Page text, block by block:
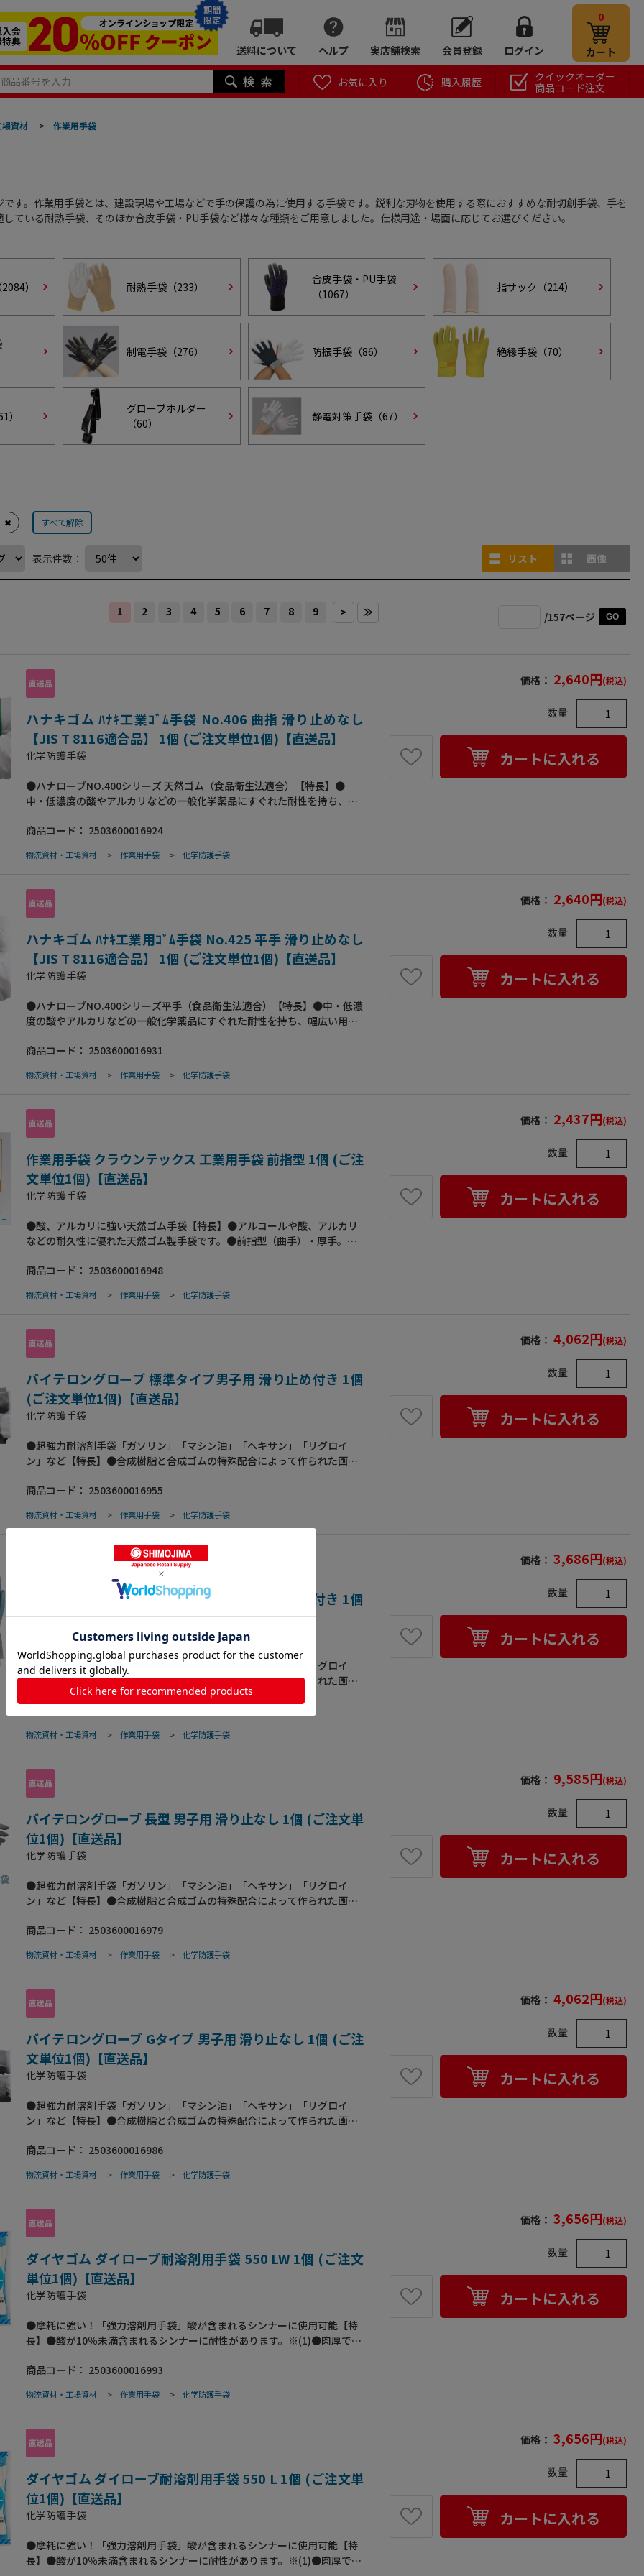
期間
限定
送料について ヘルプ 実店舗検索 会員登録 ログイン
0
カート
お気に入り 購入履歴
クイックオーダー
商品コード注文
資材 > 作業用手袋
す。作業用手袋とは、建設現場や工場などで手の保護の為に使用する手袋です。鋭利な刃物を使用する際におすすめな耐切創手袋、手を
ている耐熱手袋、そのほか合皮手袋・PU手袋など様々な種類をご用意しました。仕様用途・場面に応じてお選びください。
2084） 耐熱手袋（233）
合皮手袋・PU手袋
（1067）
指サック（214）
制電手袋（276） 防振手袋（86） 絶縁手袋（70）
）
グローブホルダー
（60）
静電対策手袋（67）
✖ すべて解除
表示件数： リスト 画像
1 2 3 4 5 6 7 8 9 > ≫ /157ページ GO
ハナキゴム ﾊﾅｷ工業ｺﾞﾑ手袋 No.406 曲指 滑り止めなし
【JIS T 8116適合品】 1個 (ご注文単位1個)【直送品】
化学防護手袋
●ハナローブNO.400シリーズ 天然ゴム（食品衛生法適合）【特長】●
中・低濃度の酸やアルカリなどの一般化学薬品にすぐれた耐性を持ち、幅
般化学薬品に強い。低・中濃度の酸、アルカリなど一般化学薬品に優れた
性。独自製法により天然ゴムで1ミリの厚さがあり、摩耗・引き裂きに強
り縮んだりしにくい製品です。●作業性（食品衛生法適合）特殊製法によ
り厚さを感じない柔らかさに定評があり、食材を扱う長時間の作業にも疲
れを感じさせず大量の食材を扱う現場に最適となっております。●RoHS規
制物質不使用。環境と人体に優しい製品なので、グリーン調達、ISO14000
等環境に配慮している企業様に対して安心してご利用いただけます。●JIS
T8116適合品化学薬品による労働災害を防ぐために平成29年1月より厚生
労働省が指導している「化学防護手袋」を選定する際の手袋性能のJIS規
幅(mm）：120●厚さ(mm）：1.0●カラー：緑【用途】●一般的な化学薬
品を使う工場・実験・研究所、バッテリー・電池生産工場・メッキ工場・
る工場、お弁当・お菓子などの加工を行い、製造している現場、食肉解体
業者全般、漁港での魚介類の加工作業
商品コード： 2503600016924
物流資材・工場資材 > 作業用手袋 > 化学防護手袋
価格： 2,640円(税込)
数量
カートに入れる
ハナキゴム ﾊﾅｷ工業用ｺﾞﾑ手袋 No.425 平手 滑り止めなし
【JIS T 8116適合品】 1個 (ご注文単位1個)【直送品】
化学防護手袋
●ハナローブNO.400シリーズ平手（食品衛生法適合）【特長】●中・低濃
度の酸やアルカリなどの一般化学薬品にすぐれた耐性を持ち、幅広い用途
品に強い。低・中濃度の酸、アルカリなど一般化学薬品に優れた耐久性が
製法により天然ゴムで1ミリの厚さがあり、摩耗・引き裂きに強く、非常に
しにくい製品です。●作業性（食品衛生法適合）特殊製法により厚さを感
じない柔らかさに定評があり、食材を扱う長時間の作業にも疲れを感じさ
せず大量の食材を扱う現場に最適となっております。●RoHS規制物質不使
用。環境と人体に優しい製品なので、グリーン調達、ISO14000等環境に配
慮している企業様に対して安心してご利用いただけます。●JIS T8116適
合品化学薬品による労働災害を防ぐために平成29年1月より厚生労働省が
指導している「化学防護手袋」を選定する際の手袋性能のJIS規格。【仕
(mm）：110●厚さ(mm）：1.0●カラー：緑【用途】●一般的な化学薬品
を使う工場・実験・研究所、バッテリー・電池生産工場・メッキ工場・防
工場、お弁当・お菓子などの加工を行い、製造している現場、食肉解体業
者全般、漁港での魚介類の加工作業
商品コード： 2503600016931
物流資材・工場資材 > 作業用手袋 > 化学防護手袋
価格： 2,640円(税込)
数量
カートに入れる
作業用手袋 クラウンテックス 工業用手袋 前指型 1個 (ご注
文単位1個)【直送品】
化学防護手袋
●酸、アルカリに強い天然ゴム手袋【特長】●アルコールや酸、アルカリ
などの耐久性に優れた天然ゴム製手袋です。●前指型（曲手）・厚手。
(mm）：240●材質：天然ゴム●色：黒
商品コード： 2503600016948
物流資材・工場資材 > 作業用手袋 > 化学防護手袋
価格： 2,437円(税込)
数量
カートに入れる
バイテロングローブ 標準タイプ男子用 滑り止め付き 1個
(ご注文単位1個)【直送品】
化学防護手袋
●超強力耐溶剤手袋「ガソリン」「マシン油」「ヘキサン」「リグロイ
ン」など【特長】●合成樹脂と合成ゴムの特殊配合によって作られた画期
滑り止め加工がされておりますから、作業性も大幅にアップしています。
よりご注文に応じますのでご相談ください。【仕様】●タイプ：標準タイ
（mm）：0.5●中指長（mm）：77【用途】●金属洗浄における有機溶剤
作業用。●塗料、インキ類／接着剤、油脂類の取扱い。【ご注意】●溶剤
の成分により手袋に影響を及ぼす場合があります。ご使用に際は適正およ
び安全性のご確認をお願いします。
商品コード： 2503600016955
物流資材・工場資材 > 作業用手袋 > 化学防護手袋
価格： 4,062円(税込)
数量
カートに入れる
バイテロングローブ 標準タイプ女子用 滑り止め付き 1個
(ご注文単位1個)【直送品】
化学防護手袋
●超強力耐溶剤手袋「ガソリン」「マシン油」「ヘキサン」「リグロイ
ン」など【特長】●合成樹脂と合成ゴムの特殊配合によって作られた画期
的な超強力耐溶剤手袋で、標準タイプには耐溶剤手袋として、初めて表面
滑り止め加工がされておりますから、作業性も大幅にアップしています。
よりご注文に応じますのでご相談ください。【仕様】●タイプ：標準タイ
（mm）：0.4●中指長（mm）：74【用途】●金属洗浄における有機溶剤
作業用。●塗料、インキ類／接着剤、油脂類の取扱い。【ご注意】●溶剤
の成分により手袋に影響を及ぼす場合があります。ご使用に際は適正およ
び安全性のご確認をお願いします。
物流資材・工場資材 > 作業用手袋 > 化学防護手袋
価格： 3,686円(税込)
数量
カートに入れる
バイテロングローブ 長型 男子用 滑り止なし 1個 (ご注文単
位1個)【直送品】
化学防護手袋
●超強力耐溶剤手袋「ガソリン」「マシン油」「ヘキサン」「リグロイ
ン」など【特長】●合成樹脂と合成ゴムの特殊配合によって作られた画期
滑り止め加工がされておりますから、作業性も大幅にアップしています。
よりご注文に応じますのでご相談ください。【仕様】●タイプ：長型 男
0.5●中指長（mm）：78【用途】●金属洗浄における有機溶剤作業用。●
塗料、インキ類／接着剤、油脂類の取扱い。【ご注意】●溶剤の成分によ
り手袋に影響を及ぼす場合があります。ご使用に際は適正および安全性の
ご確認をお願いします。
商品コード： 2503600016979
物流資材・工場資材 > 作業用手袋 > 化学防護手袋
価格： 9,585円(税込)
数量
カートに入れる
バイテロングローブ Gタイプ 男子用 滑り止なし 1個 (ご注
文単位1個)【直送品】
化学防護手袋
●超強力耐溶剤手袋「ガソリン」「マシン油」「ヘキサン」「リグロイ
ン」など【特長】●合成樹脂と合成ゴムの特殊配合によって作られた画期
滑り止め加工がされておりますから、作業性も大幅にアップしています。
よりご注文に応じますのでご相談ください。【仕様】●タイプ：Gタイプ
（mm）：1.0●中指長（mm）：75【用途】●金属洗浄における有機溶剤
作業用。●塗料、インキ類／接着剤、油脂類の取扱い【ご注意】●溶剤の
成分により手袋に影響を及ぼす場合があります。ご使用に際は適正および
安全性のご確認をお願いします。
商品コード： 2503600016986
物流資材・工場資材 > 作業用手袋 > 化学防護手袋
価格： 4,062円(税込)
数量
カートに入れる
ダイヤゴム ダイローブ耐溶剤用手袋 550 LW 1個 (ご注文
単位1個)【直送品】
化学防護手袋
●摩耗に強い！「強力溶剤用手袋」酸が含まれるシンナーに使用可能【特
長】●酸が10％未満含まれるシンナーに耐性があります。※(1)●肉厚でし
硬化がなく、繰り返し使えます。●全長33㎝で肘下まで保護、着脱容易
質：ポリウレタン●裏地：綿100％のメリヤス●長さ(mm）：330●厚み
※(1) 混合割合が10％未満の塩酸、硫酸、水酸化ナトリウムに限ります。
商品コード： 2503600016993
物流資材・工場資材 > 作業用手袋 > 化学防護手袋
価格： 3,656円(税込)
数量
カートに入れる
ダイヤゴム ダイローブ耐溶剤用手袋 550 L 1個 (ご注文単
位1個)【直送品】
化学防護手袋
●摩耗に強い！「強力溶剤用手袋」酸が含まれるシンナーに使用可能【特
長】●酸が10％未満含まれるシンナーに耐性があります。※(1)●肉厚でし
価格： 3,656円(税込)
数量
カートに入れる